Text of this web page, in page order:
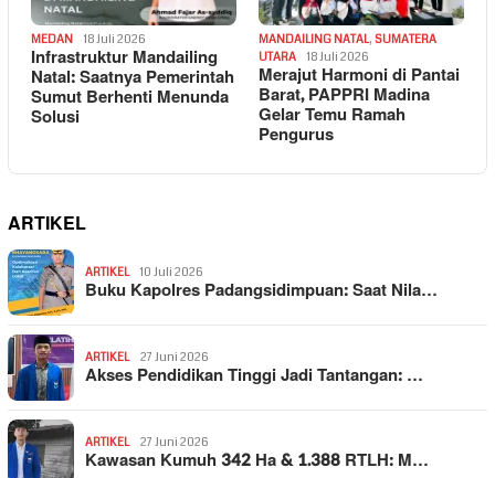
MEDAN 18 Juli 2026
Infrastruktur Mandailing
Natal: Saatnya Pemerintah
Sumut Berhenti Menunda
Solusi
MANDAILING NATAL, SUMATERA
UTARA
18 Juli 2026
Merajut Harmoni di Pantai
Barat, PAPPRI Madina
Gelar Temu Ramah
Pengurus
ARTIKEL
ARTIKEL 10 Juli 2026
Buku Kapolres Padangsidimpuan: Saat Nila…
ARTIKEL 27 Juni 2026
Akses Pendidikan Tinggi Jadi Tantangan: …
ARTIKEL 27 Juni 2026
Kawasan Kumuh 342 Ha & 1.388 RTLH: M…